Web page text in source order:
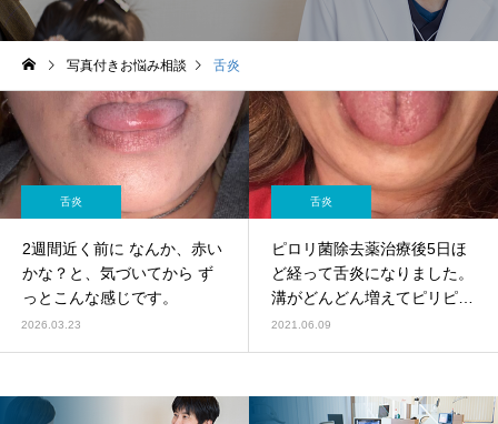
サービスサンプル4 サービスサ
舌
2日前から丸印の所に痛み
があります。
舌
舌の裏に口内炎ができ
うな感覚があるのです
目視ではよくわかりま
ん。
写真付きお悩み相談 舌炎
舌炎
2週間近く前に なんか、赤い
かな？と、気づいてから ず
っとこんな感じです。
2026.03.23
舌炎
ピロリ菌除去薬治療後5日ほ
ど経って舌炎になりました。
溝がどんどん増えてピリピリ
痛く、食事も上手く取れませ
2021.06.09